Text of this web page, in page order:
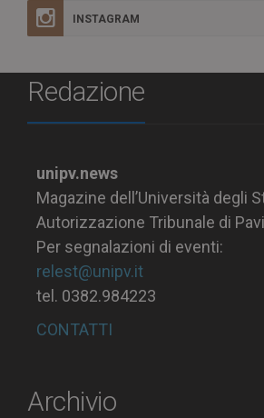
INSTAGRAM
Redazione
unipv.news
Magazine dell’Università degli
Autorizzazione Tribunale di
Per segnalazioni di eventi:
relest@unipv.it
tel. 0382.984223
CONTATTI
Archivio